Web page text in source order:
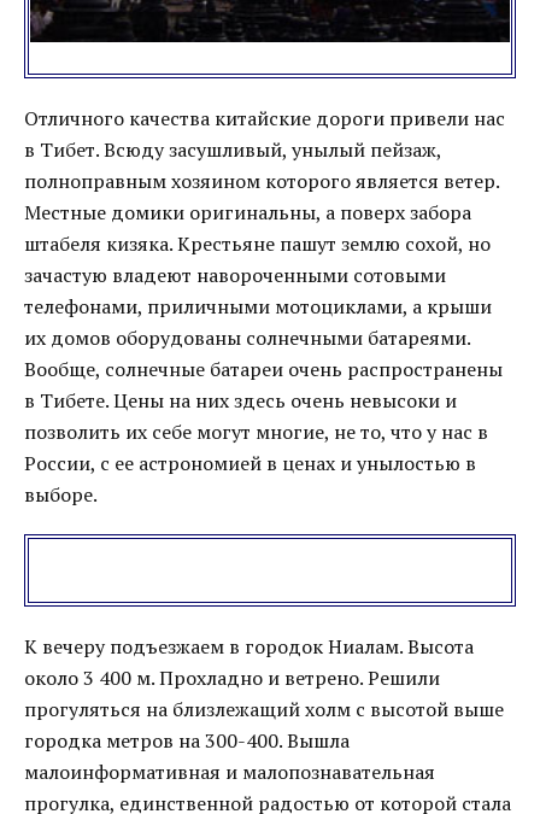
Отличного качества китайские дороги привели нас
в Тибет. Всюду засушливый, унылый пейзаж,
полноправным хозяином которого является ветер.
Местные домики оригинальны, а поверх забора
штабеля кизяка. Крестьяне пашут землю сохой, но
зачастую владеют навороченными сотовыми
телефонами, приличными мотоциклами, а крыши
их домов оборудованы солнечными батареями.
Вообще, солнечные батареи очень распространены
в Тибете. Цены на них здесь очень невысоки и
позволить их себе могут многие, не то, что у нас в
России, с ее астрономией в ценах и унылостью в
выборе.
К вечеру подъезжаем в городок Ниалам. Высота
около 3 400 м. Прохладно и ветрено. Решили
прогуляться на близлежащий холм с высотой выше
городка метров на 300-400. Вышла
малоинформативная и малопознавательная
прогулка, единственной радостью от которой стала